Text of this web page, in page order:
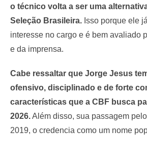
o técnico volta a ser uma
Seleção Brasileira. Isso porque ele
interesse no cargo e é bem avaliado
e da imprensa.
Cabe ressaltar que Jorge Jesus
ofensivo, disciplinado e de forte
características que a CBF busca
2026.Além disso, sua passagem
2019, o credencia como um nome